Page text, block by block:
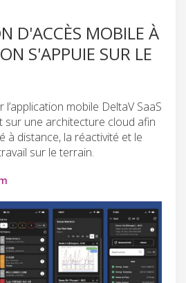
D'ACCÈS MOBILE À
S'APPUIE SUR LE
mobile DeltaV SaaS
sur une architecture cloud afin
à distance, la réactivité et le
sur le terrain.